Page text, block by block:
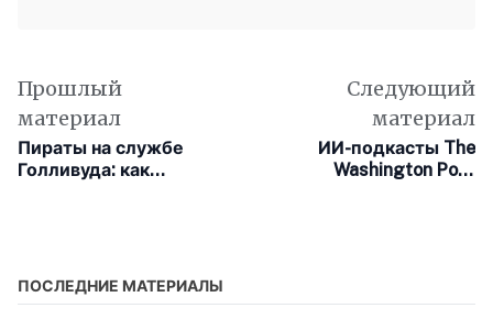
Прошлый
материал
Пираты на службе
Голливуда: как
Следующий
материал
ИИ-подкасты The
Washington Post
ПОСЛЕДНИЕ МАТЕРИАЛЫ